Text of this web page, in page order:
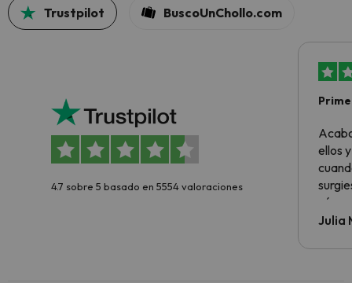
Trustpilot BuscoUnChollo.com
4.7 sobre 5 basado en 5554 valoraciones
ellos
todo
Julia